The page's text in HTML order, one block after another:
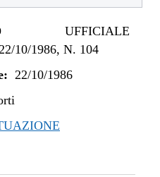
UFFICIALE
10/1986, N. 104
22/10/1986